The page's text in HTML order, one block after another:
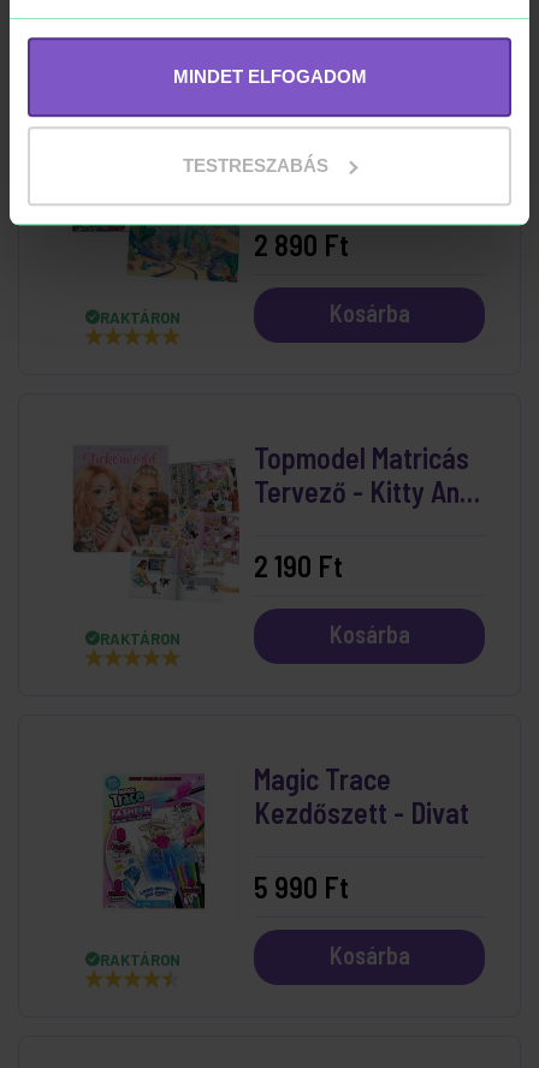
MINDET ELFOGADOM
TESTRESZABÁS
RAKTÁRON
Topmodel Matricás
Tervező Mermaid
2 890 Ft
Kosárba
RAKTÁRON
Topmodel Matricás
Tervező - Kitty And
2 190 Ft
Kosárba
RAKTÁRON
Magic Trace
Kezdőszett - Divat
5 990 Ft
Kosárba